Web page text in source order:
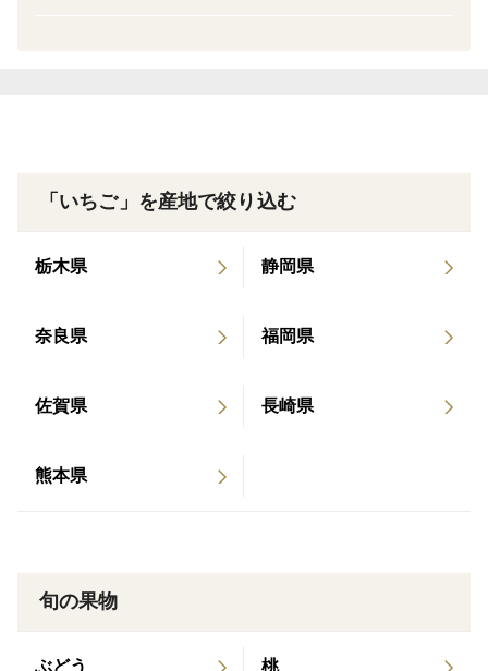
細で上品な風味を持っています。
世代に好まれる味です。
かおり野（かおりの）は、その名の通り、上品な香りと
「いちご」を産地で絞り込む
栃木県 静岡県
奈良県 福岡県
佐賀県 長崎県
熊本県
旬の果物
ぶどう 桃